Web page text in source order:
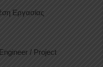
Εργασίας
/ Project